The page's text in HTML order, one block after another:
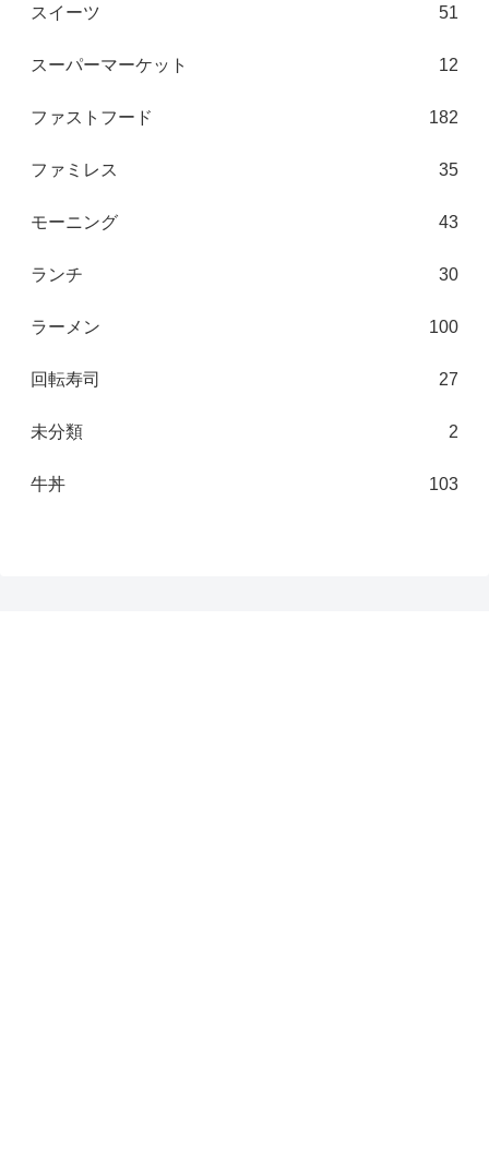
スイーツ 51
スーパーマーケット 12
ファストフード 182
ファミレス 35
モーニング 43
ランチ 30
ラーメン 100
回転寿司 27
未分類 2
牛丼 103